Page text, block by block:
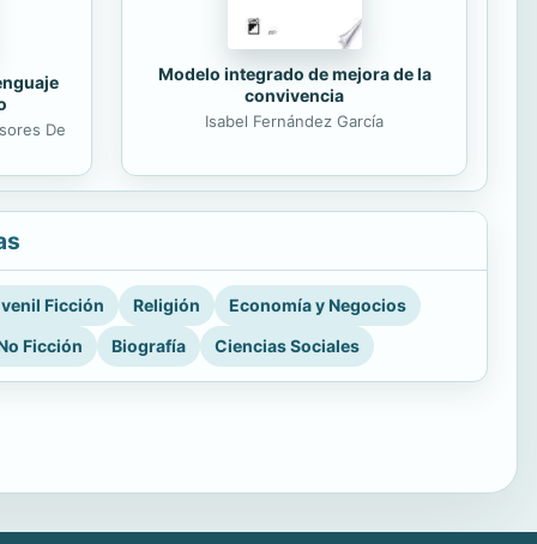
De
Modelo integrado de mejora de la
convivencia
Isabel Fernández García
Ficción Religión
Economía y Negocios
Ficción
Biografía Ciencias Sociales